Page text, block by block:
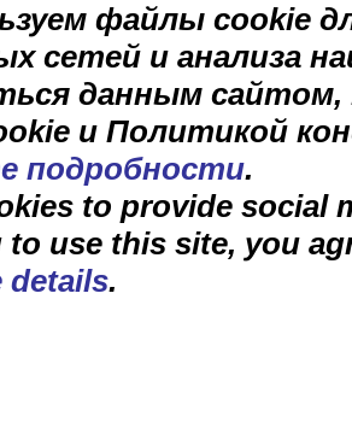
файлы cookie
сетей и анализа
данным
и Политикой
подробности.
to provide social
use this site, you
details.